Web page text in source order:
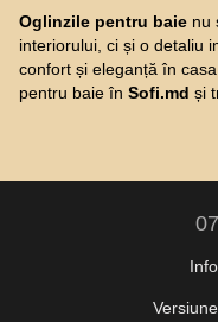
Oglinzile pentru baie nu
interiorului, ci și o detaliu
confort și eleganță în
pentru baie în Sofi.md și